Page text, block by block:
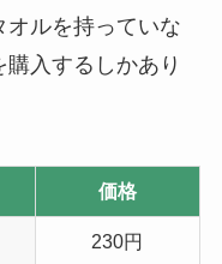
オルを持っていな
入するしかあり
価格
230円